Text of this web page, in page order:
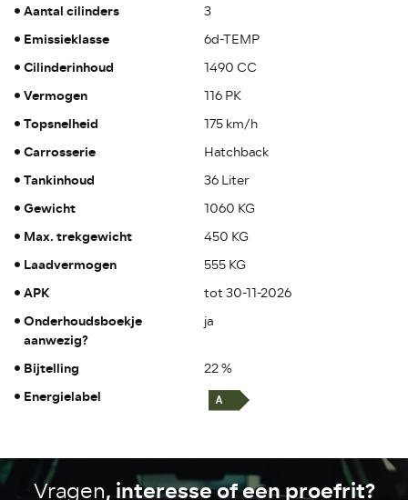
Aantal cilinders 3
Emissieklasse 6d-TEMP
Cilinderinhoud 1490 CC
Vermogen 116 PK
Topsnelheid 175 km/h
Carrosserie Hatchback
Tankinhoud 36 Liter
Gewicht 1060 KG
Max. trekgewicht 450 KG
Laadvermogen 555 KG
APK tot 30-11-2026
Onderhoudsboekje
aanwezig?
ja
Bijtelling 22 %
Energielabel
Vragen, interesse of een proefrit?